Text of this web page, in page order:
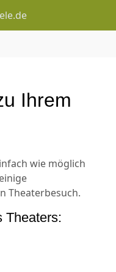
Ihrem
wie möglich
Theaterbesuch.
Theaters: